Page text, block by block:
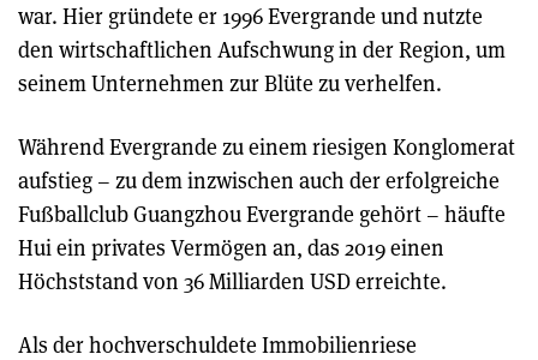
war. Hier gründete er 1996 Evergrande und nutzte
den wirtschaftlichen Aufschwung in der Region, um
seinem Unternehmen zur Blüte zu verhelfen.
Während Evergrande zu einem riesigen Konglomerat
aufstieg – zu dem inzwischen auch der erfolgreiche
Fußballclub Guangzhou Evergrande gehört – häufte
Hui ein privates Vermögen an, das 2019 einen
Höchststand von 36 Milliarden USD erreichte.
Als der hochverschuldete Immobilienriese